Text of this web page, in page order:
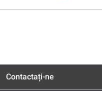
Contactați-ne